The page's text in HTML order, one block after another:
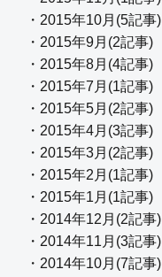
・2015年10月(5記事)
・2015年9月(2記事)
・2015年8月(4記事)
・2015年7月(1記事)
・2015年5月(2記事)
・2015年4月(3記事)
・2015年3月(2記事)
・2015年2月(1記事)
・2015年1月(1記事)
・2014年12月(2記事)
・2014年11月(3記事)
・2014年10月(7記事)